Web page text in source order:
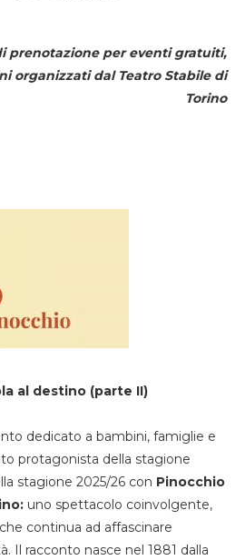
prenotazione per eventi gratuiti,
organizzati dal Teatro Stabile di
Torino
al destino (parte II)
dedicato a bambini, famiglie e
protagonista della stagione
stagione 2025/26 con Pinocchio
uno spettacolo coinvolgente,
continua ad affascinare
Il racconto nasce nel 1881 dalla